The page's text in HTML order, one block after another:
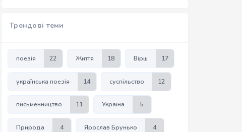
Трендові теми
поезія 22 Життя 18 Вірш 17
українська поезія 14 суспільство 12
письменництво 11 Україна 5
Природа 4 Ярослав Брунько 4